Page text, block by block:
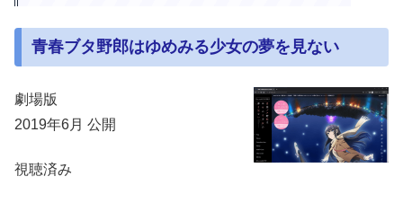
青春ブタ野郎はゆめみる少女の夢を見ない
劇場版
2019年6月 公開
視聴済み